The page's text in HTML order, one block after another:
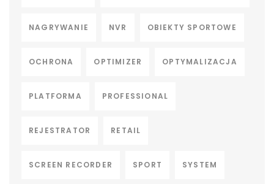
NAGRYWANIE NVR OBIEKTY SPORTOWE
OCHRONA OPTIMIZER OPTYMALIZACJA
PLATFORMA PROFESSIONAL
REJESTRATOR RETAIL
SCREEN RECORDER SPORT SYSTEM